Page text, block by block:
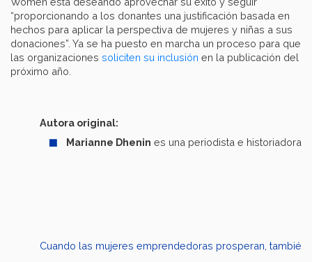
“proporcionando a los donantes una justificación basada en
hechos para aplicar la perspectiva de mujeres y niñas a sus
donaciones”. Ya se ha puesto en marcha un proceso para que
las organizaciones soliciten su inclusión en la publicación del
próximo año.
Autora original:
Marianne Dhenin es una periodista e historiadora
Cuando las mujeres emprendedoras prosperan,